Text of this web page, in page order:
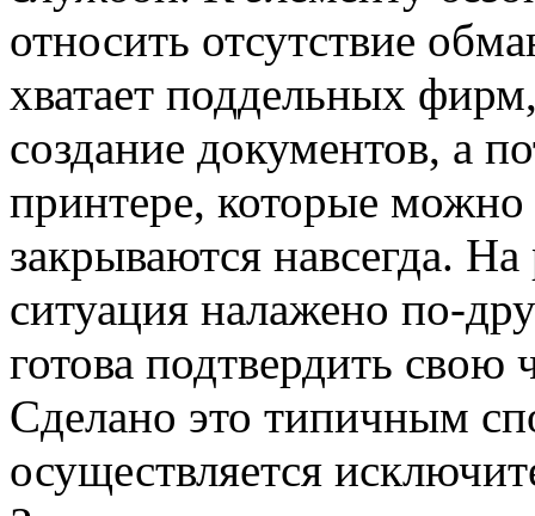
относить отсутствие
хватает поддельных
создание документов, а
принтере, которые можно
закрываются навсегда.
ситуация налажено по-
готова подтвердить свою
Сделано это типичным
осуществляется